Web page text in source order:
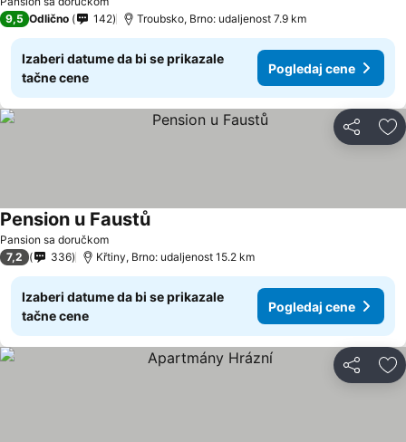
9,5 Odlično 142 Troubsko, Brno: udaljenost 7.9 km
Izaberi datume da bi se prikazale
tačne cene
Pogledaj cene
Deli
Pansion sa doručkom
Pension u FaustůPogledaj cene
7,2 336 Křtiny, Brno: udaljenost 15.2 km
Izaberi datume da bi se prikazale
tačne cene
Pogledaj cene
Deli